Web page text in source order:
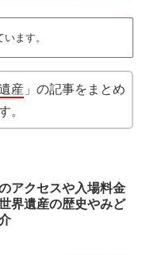
ます。
産 」の記事をまとめ
。
アクセスや入場料金
界遺産の歴史やみど